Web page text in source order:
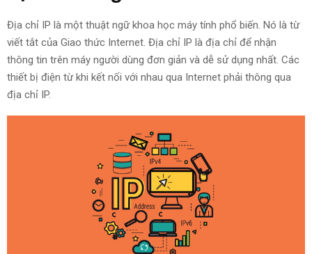
Địa chỉ IP là một thuật ngữ khoa học máy tính phổ biến. Nó là từ
viết tắt của Giao thức Internet. Địa chỉ IP là địa chỉ để nhận
thông tin trên máy người dùng đơn giản và dễ sử dụng nhất. Các
thiết bị điện từ khi kết nối với nhau qua Internet phải thông qua
địa chỉ IP.